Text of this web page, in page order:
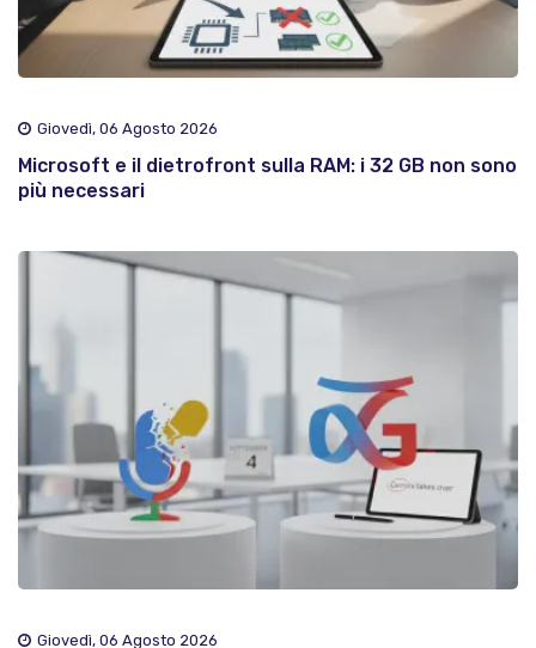
Giovedì, 06 Agosto 2026
Microsoft e il dietrofront sulla RAM: i 32 GB non sono
più necessari
Giovedì, 06 Agosto 2026